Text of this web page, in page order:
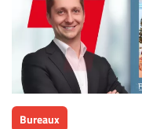
Bureaux